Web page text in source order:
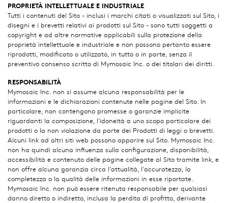
PROPRIETÀ INTELLETTUALE E INDUSTRIALE
Tutti i contenuti del Sito - inclusi i marchi citati o visualizzati sul Sito, i
disegni e i brevetti relativi ai prodotti sul Sito - sono tutti soggetti a
copyright e ad altre normative applicabili sulla protezione della
proprietà intellettuale e industriale e non possono pertanto essere
riprodotti, modificato o utilizzato, in tutto o in parte, senza il
preventivo consenso scritto di Mymosaic Inc. o dei titolari dei diritti.
RESPONSABILITÀ
Mymosaic Inc. non si assume alcuna responsabilità per le
informazioni e le dichiarazioni contenute nelle pagine del Sito. In
particolare, non contengono promesse o garanzie implicite
riguardanti la composizione, l'idoneità a uno scopo particolare dei
prodotti o la non violazione da parte dei Prodotti di leggi o brevetti.
Alcuni link ad altri siti web possono apparire sul Sito. Mymosaic Inc.
non ha quindi alcuna influenza sulla configurazione, disponibilità,
accessibilità e contenuto delle pagine collegate al Sito tramite link, e
non offre alcuna garanzia circa l'attualità, l'accuratezza, la
completezza o la qualità delle informazioni in esse riportate.
Mymosaic Inc. non può essere ritenuta responsabile per qualsiasi
danno diretto o indiretto, inclusa la perdita di profitto, derivante